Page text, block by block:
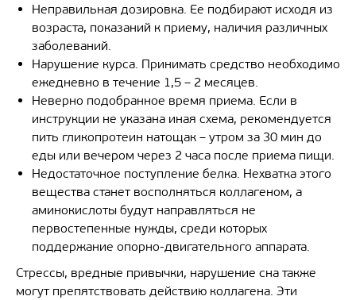
Неправильная дозировка. Ее подбирают исходя из
возраста, показаний к приему, наличия различных
заболеваний.
Нарушение курса. Принимать средство необходимо
ежедневно в течение 1,5 – 2 месяцев.
Неверно подобранное время приема. Если в
инструкции не указана иная схема, рекомендуется
пить гликопротеин натощак – утром за 30 мин до
еды или вечером через 2 часа после приема пищи.
Недостаточное поступление белка. Нехватка этого
вещества станет восполняться коллагеном, а
аминокислоты будут направляться не
первостепенные нужды, среди которых
поддержание опорно-двигательного аппарата.
Стрессы, вредные привычки, нарушение сна также
могут препятствовать действию коллагена. Эти